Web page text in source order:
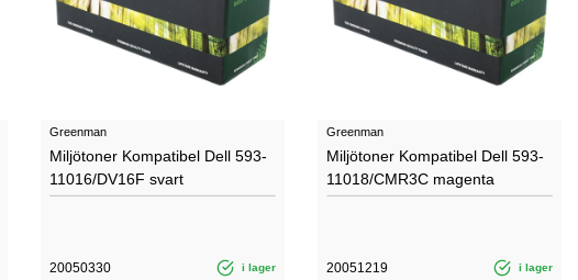
Greenman
Miljötoner Kompatibel Dell 593-
11016/DV16F svart
20050330 i lager
Greenman
Miljötoner Kompatibel Dell 593-
11018/CMR3C magenta
20051219 i lager